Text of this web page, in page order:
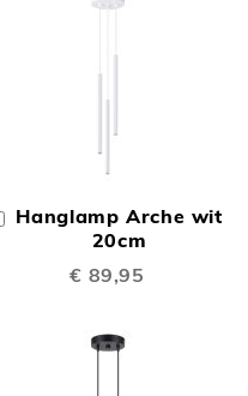
Hanglamp Arche wit
20cm
€ 89,95
In
Winkelwagen